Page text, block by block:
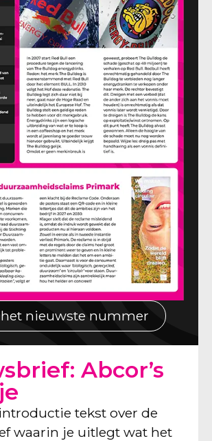
het nieuwste nummer
Abcor’s
tekst over de
waarin je uitlegt wat het